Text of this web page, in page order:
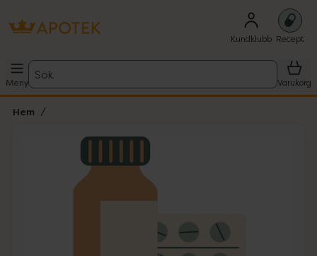
Kundklubb Recept
Meny
Sök
Varukorg
Hem
Lista: . Innehåller 1 objekt.